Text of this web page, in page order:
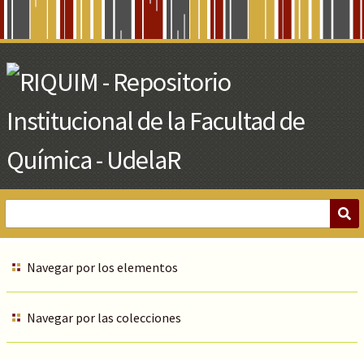
Main
Content
Navegar por los elementos
Navegar por las colecciones